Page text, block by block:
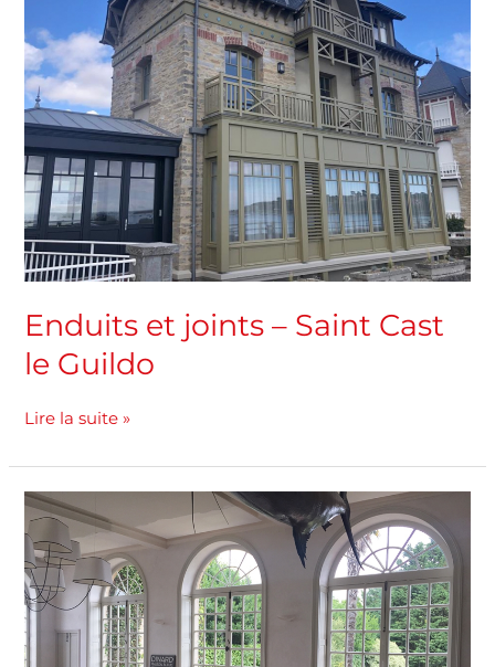
Enduits et joints – Saint Cast
le Guildo
Saint
Cast
le
Guildo
Lire la suite »
Enduits
et
joints
–
Dinard